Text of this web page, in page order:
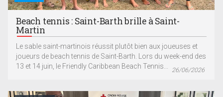
Beach tennis : Saint-Barth brille à Saint-
Martin
Le sable saint-martinois réussit plutôt bien aux joueuses et
joueurs de beach tennis de Saint-Barth. Lors du week-end des
13 et 14 juin, le Friendly Caribbean Beach Tennis...
26/06/2026